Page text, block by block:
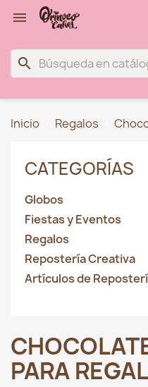

search
Inicio Regalos
CATEGORÍAS
Globos
Fiestas y Eventos
Regalos
Repostería Creativa
Artículos de
PARA